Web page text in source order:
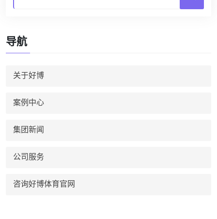
导航
关于好博
案例中心
集团新闻
公司服务
咨询好博体育官网